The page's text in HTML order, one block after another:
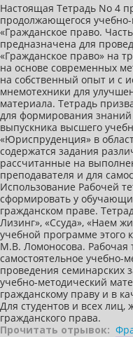
Настоящая Тетрадь No 4
продолжающегося учебно-
«Гражданское право.
предназначена для
«Гражданское право» на
на основе современных
на собственный опыт и с
мнемотехники для
материала. Тетрадь
для формирования
выпускника высшего
«Юриспруденция» в
содержатся задания
рассчитанные на
преподавателя и для
Использование Рабочей
сформировать у
гражданском праве.
Лизинг», «Ссуда», «Наем
учебной программе этого
М.В. Ломоносова. Рабочая
самостоятельное учебно-
проведения семинарских
учебно-методический
гражданскому праву и в
Для студентов и всех
гражданского права.
Прочитать отрывок: